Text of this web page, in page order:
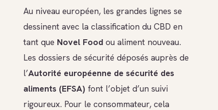
Au niveau européen, les grandes lignes se
dessinent avec la classification du CBD en
tant que Novel Food ou aliment nouveau.
Les dossiers de sécurité déposés auprès de
l’Autorité européenne de sécurité des
aliments (EFSA) font l’objet d’un suivi
rigoureux. Pour le consommateur, cela